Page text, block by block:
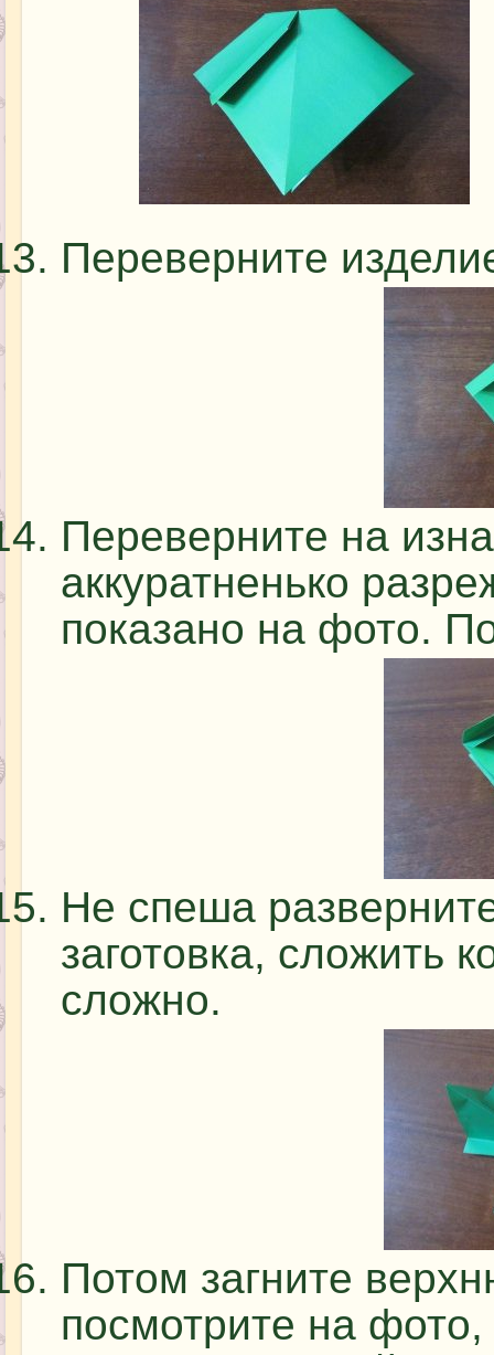
Переверните
Переверните на
аккуратненько
показано на фото.
Не спеша
заготовка, сложить
сложно.
Потом загните
посмотрите на